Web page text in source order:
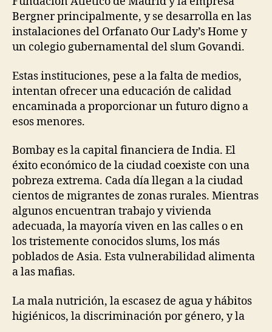
Bergner principalmente, y se desarrolla en las
instalaciones del Orfanato Our Lady’s Home y
un colegio gubernamental del slum Govandi.
Estas instituciones, pese a la falta de medios,
intentan ofrecer una educación de calidad
encaminada a proporcionar un futuro digno a
esos menores.
Bombay es la capital financiera de India. El
éxito económico de la ciudad coexiste con una
pobreza extrema. Cada día llegan a la ciudad
cientos de migrantes de zonas rurales. Mientras
algunos encuentran trabajo y vivienda
adecuada, la mayoría viven en las calles o en
los tristemente conocidos slums, los más
poblados de Asia. Esta vulnerabilidad alimenta
a las mafias.
La mala nutrición, la escasez de agua y hábitos
higiénicos, la discriminación por género, y la